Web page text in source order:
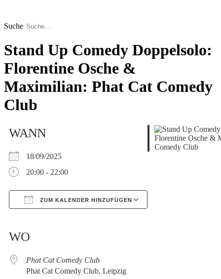
springen
Suche
Stand Up Comedy Doppelsolo:
Florentine Osche &
Maximilian: Phat Cat Comedy
Club
WANN
18/09/2025
20:00 - 22:00
ZUM KALENDER HINZUFÜGEN
WO
Phat Cat Comedy Club
Phat Cat Comedy Club, Leipzig